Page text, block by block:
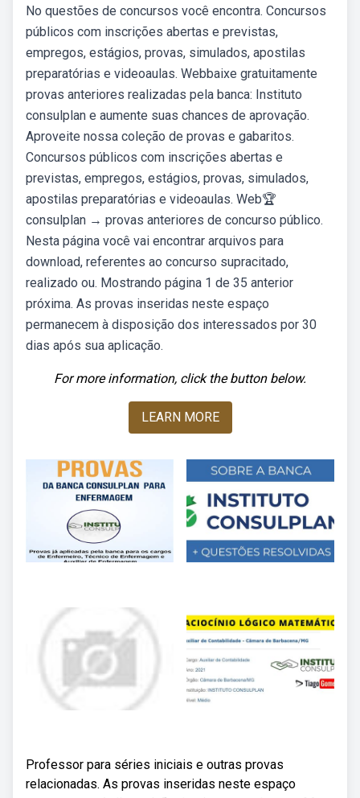
No questões de concursos você encontra. Concursos
públicos com inscrições abertas e previstas,
empregos, estágios, provas, simulados, apostilas
preparatórias e videoaulas. Webbaixe gratuitamente
provas anteriores realizadas pela banca: Instituto
consulplan e aumente suas chances de aprovação.
Aproveite nossa coleção de provas e gabaritos.
Concursos públicos com inscrições abertas e
previstas, empregos, estágios, provas, simulados,
apostilas preparatórias e videoaulas. Web🏆
consulplan → provas anteriores de concurso público.
Nesta página você vai encontrar arquivos para
download, referentes ao concurso supracitado,
realizado ou. Mostrando página 1 de 35 anterior
próxima. As provas inseridas neste espaço
permanecem à disposição dos interessados por 30
dias após sua aplicação.
For more information, click the button below.
LEARN MORE
Professor para séries iniciais e outras provas
relacionadas. As provas inseridas neste espaço